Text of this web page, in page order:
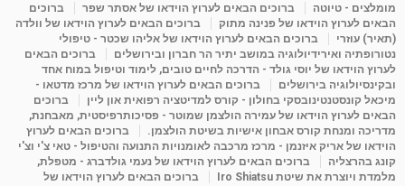
פנינה מתוק - מרכז "נתיב הלב" בהרצליה-
מדיטציה-התחדשות
Shahar-vod
מומלצים - טיוטה
ברוכים הבאים לערוץ הוידאו של אסתר שפר
ברוכים
הבאים לערוץ הוידאו של פנינה מתוק
ברוכים הבאים לערוץ הוידאו של וולדה
(תאיר) עוזרי
ברוכים הבאים לערוץ הוידאו של אליהו שכטר - טיפולי
נטורופתיה ואירידיולוגיה במושב יתיר הר חברון ובירושלים
ברוכים הבאים
לערוץ הוידאו של יוסי גולד - הדרכה לחיים טובים, לימוד וטיפול במוח אחד
ובקינסיולוגיה בירושלים
ברוכים הבאים לערוץ הוידאו של מרכז מדטאו -
מיכאל קונסטנטינובסקי בחולון - קורס למדיטציה רפואית און ליין
ברוכים
הבאים לערוץ הוידאו של עמירה הולצמן שמוטר - פסיכותרפיסטית, מאבחנת,
מדריכה ומנחת קורס אבחון אישיות בשיטת הולצמן.
ברוכים הבאים לערוץ
הוידאו של אריק איזנמן - מרכז מרכבה לאומנויות התנועה והטיפול - טאי צ'י וצ'י
קונג בהרצליה
ברוכים הבאים לערוץ הוידאו של נעמי גולדברג - מטפלת,
מלמדת ויוצרת את שיטת Iro Shiatsu
ברוכים הבאים לערוץ הוידאו של